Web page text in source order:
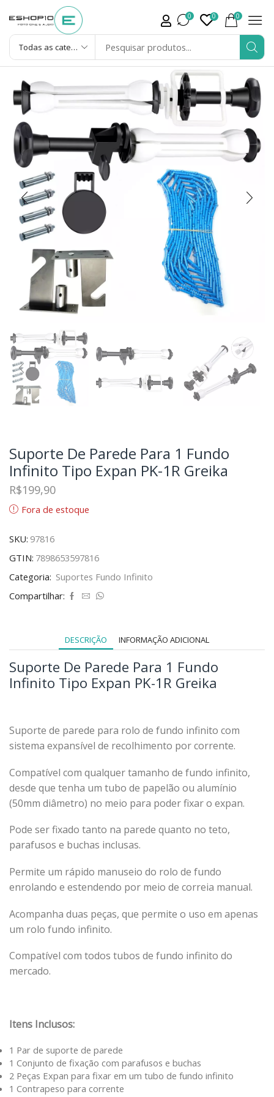
0 0 0
Suporte De Parede Para 1 Fundo
Infinito Tipo Expan PK-1R Greika
R$199,90
Fora de estoque
SKU: 97816
GTIN: 7898653597816
Categoria: Suportes Fundo Infinito
Compartilhar:
DESCRIÇÃO INFORMAÇÃO ADICIONAL
Suporte De Parede Para 1 Fundo
Infinito Tipo Expan PK-1R Greika
Suporte de parede para rolo de fundo infinito com
sistema expansível de recolhimento por corrente.
Compatível com qualquer tamanho de fundo infinito,
desde que tenha um tubo de papelão ou alumínio
(50mm diâmetro) no meio para poder fixar o expan.
Pode ser fixado tanto na parede quanto no teto,
parafusos e buchas inclusas.
Permite um rápido manuseio do rolo de fundo
enrolando e estendendo por meio de correia manual.
Acompanha duas peças, que permite o uso em apenas
um rolo fundo infinito.
Compatível com todos tubos de fundo infinito do
mercado.
Itens Inclusos:
1 Par de suporte de parede
1 Conjunto de fixação com parafusos e buchas
2 Peças Expan para fixar em um tubo de fundo infinito
1 Contrapeso para corrente